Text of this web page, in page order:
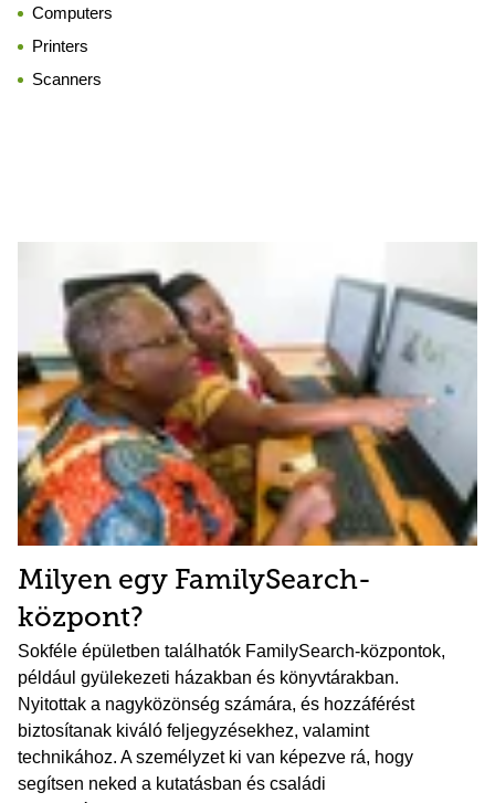
Computers
Printers
Scanners
Milyen egy FamilySearch-
központ?
Sokféle épületben találhatók FamilySearch-központok,
például gyülekezeti házakban és könyvtárakban.
Nyitottak a nagyközönség számára, és hozzáférést
biztosítanak kiváló feljegyzésekhez, valamint
technikához. A személyzet ki van képezve rá, hogy
segítsen neked a kutatásban és családi